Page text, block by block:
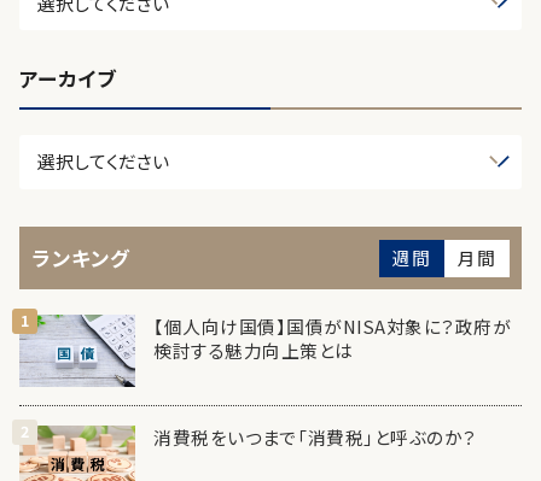
アーカイブ
ランキング 週間 月間
【個人向け国債】国債がNISA対象に？政府が
検討する魅力向上策とは
消費税をいつまで「消費税」と呼ぶのか？